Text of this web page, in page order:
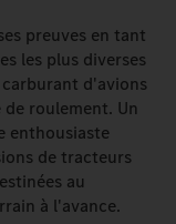
preuves en tant
les plus diverses
d'avions
roulement. Un
enthousiaste
de tracteurs
au
à l'avance.